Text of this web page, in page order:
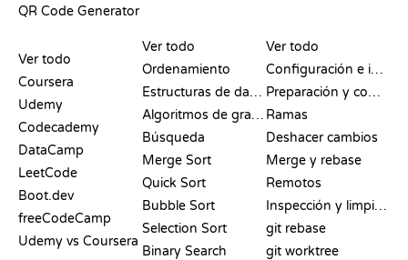
QR Code Generator
Ver todo
Coursera
Udemy
Codecademy
DataCamp
LeetCode
Boot.dev
freeCodeCamp
Udemy vs Coursera
Ver todo
Ordenamiento
Estructuras de datos
Algoritmos de grafos
Búsqueda
Merge Sort
Quick Sort
Bubble Sort
Selection Sort
Binary Search
Ver todo
Configuración e inicio
Preparación y commit
Ramas
Deshacer cambios
Merge y rebase
Remotos
Inspección y limpieza
git rebase
git worktree